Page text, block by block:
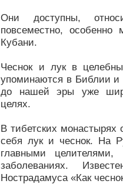
Они доступны,
повсеместно,
Кубани.
Чеснок и лук в
упоминаются в Библии
до нашей эры уже
целях.
В тибетских
себя лук и чеснок. На
главными
заболеваниях.
Нострадамуса «Как